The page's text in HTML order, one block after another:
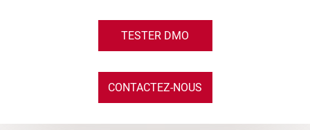
TESTER DMO
CONTACTEZ-NOUS